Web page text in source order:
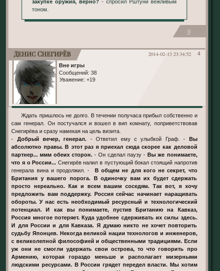
закупке оружия, верно? - спросил Рштуни вежливым
тоном.
0
4
2014-02-13 23:34:52
Денис Снегирёв
Вне игры
Сообщений: 38
Уважение: +19
Ждать пришлось не долго. В течении получаса прибыл собственно и
сам генерал. Он постучался и вошел в вип комнату, поприветствовав
Снегирёва и сразу намекая на цель визита.
- Добрый вечер, генерал. - Ответил ему с улыбкой Граф. - Вы
абсолютно правы. В этот раз я приехал сюда скорее как деловой
партнер... ммм обеих сторон.- Он сделал паузу -Вы же понимаете,
что я о России... Снегирёв налил в пустующий бокал стоящий напротив
генерала вина и продолжил. - В общем не для кого не секрет, что
Британия у вашего порога. В одиночку вам их будет сдержать
просто нереально. Как и всем вашим соседям. Так вот, я хочу
предложить вам поддержку. Россия сейчас начинает наращивать
обороты. У нас есть необходимый ресурсный и технологический
потенциал. И как вы понимаете, пустив Британию на Кавказ,
Россия многое потеряет. Куда удобнее сдерживать их силы здесь.
И для России и для Кавказа. Я думаю никто не хочет повторить
судьбу Японцев. Некогда великой нации технологов и инженеров,
с великолепной философией и общественными традициями. Если
уж они не смогли удержать свои острова, то что говорить про
Армению, которая гораздо меньше и располагает мизерными
людскими ресурсами. В России грядет передел власти. Мы хотим